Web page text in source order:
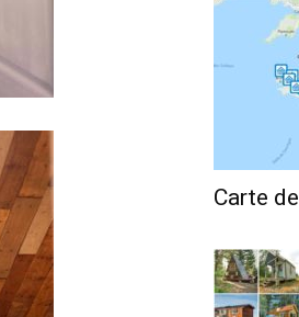
Carte